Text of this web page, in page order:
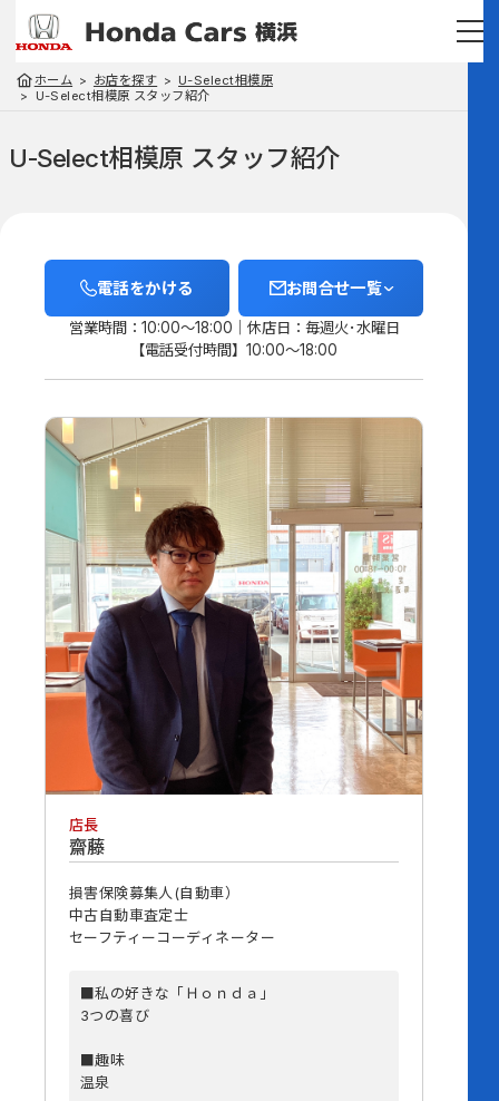
ホーム お店を探す
U-Select相模原
U-Select相模原 スタッフ紹介
U-Select相模原 スタッフ紹介
営業時間：10:00～18:00
休店日：毎週火･水曜日
【電話受付時間】10:00～18:00
電話をかける お問合せ一覧
店長
齋藤
損害保険募集人(自動車）
中古自動車査定士
セーフティーコーディネーター
■私の好きな「Ｈｏｎｄａ」
3つの喜び
■趣味
温泉